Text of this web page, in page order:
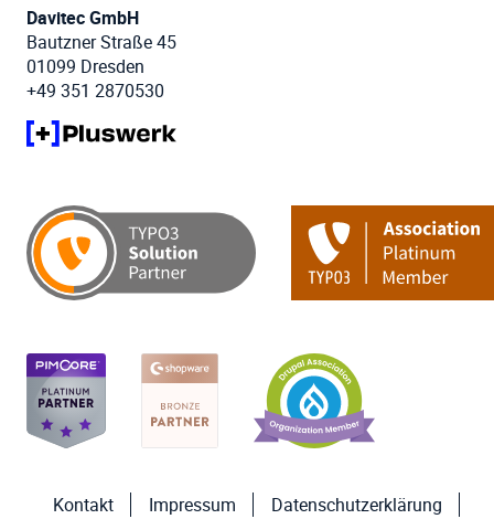
Davitec GmbH
Bautzner Straße 45
01099 Dresden
+49 351 2870530
Kontakt Impressum
Datenschutzerklärung